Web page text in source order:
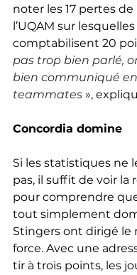
noter les 17 pertes de
l’UQAM sur
comptabilisent 20
pas trop bien parlé,
bien communiqué
teammates »,
Concordia domine
Si les statistiques ne
pas, il suffit de voir la
pour comprendre
tout simplement
Stingers ont dirigé le
force. Avec une
tir à trois points, les